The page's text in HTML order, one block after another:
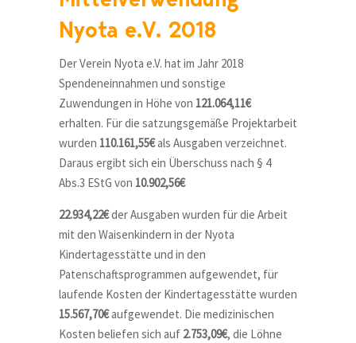
Nyota e.V. 2018
Der Verein Nyota e.V. hat im Jahr 2018
Spendeneinnahmen und sonstige
Zuwendungen in Höhe von 121.064,11€
erhalten. Für die satzungsgemäße Projektarbeit
wurden 110.161,55€als Ausgaben verzeichnet.
Daraus ergibt sich ein Überschuss nach § 4
Abs.3 EStG von 10.902,56€
22.934,22€der Ausgaben wurden für die Arbeit
mit den Waisenkindern in der Nyota
Kindertagesstätte und in den
Patenschaftsprogrammen aufgewendet, für
laufende Kosten der Kindertagesstätte wurden
15.567,70€aufgewendet. Die medizinischen
Kosten beliefen sich auf 2.753,09€, die Löhne